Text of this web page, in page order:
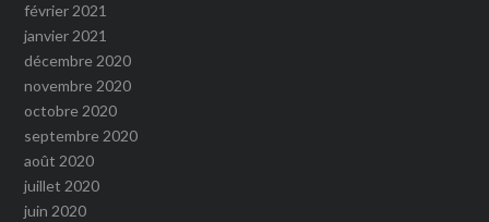
février 2021
janvier 2021
décembre 2020
novembre 2020
octobre 2020
septembre 2020
août 2020
juillet 2020
juin 2020